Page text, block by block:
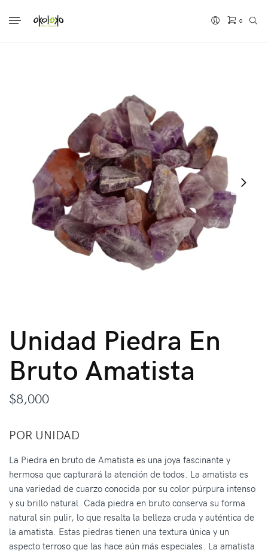
0
Unidad Piedra En
Bruto Amatista
$8,000
POR UNIDAD
La Piedra en bruto de Amatista es una joya fascinante y
hermosa que capturará la atención de todos. La amatista es
una variedad de cuarzo conocida por su color púrpura intenso
y su brillo natural. Cada piedra en bruto conserva su forma
natural sin pulir, lo que resalta la belleza cruda y auténtica de
la amatista. Estas piedras tienen una textura única y un
aspecto terroso que las hace aún más especiales. La amatista